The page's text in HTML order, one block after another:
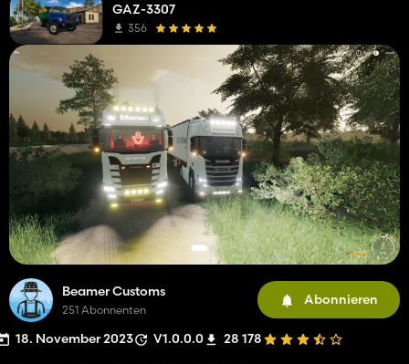
Beamer Customs
251 Abonnenten
Abonnieren
18. November 2023 V1.0.0.0 28 178
GAZ-3307
356